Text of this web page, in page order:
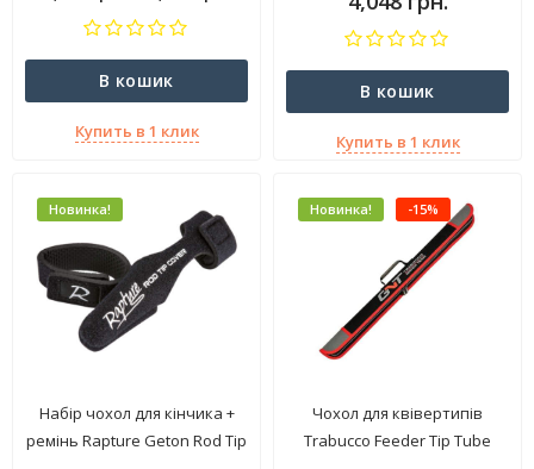
В кошик
Купить в 1 клик
В кошик
Купить в 1 клик
Новинка!
Набір чохол для кінчика +
ремінь Rapture Geton Rod Tip
Новинка! -15%
Чохол для квівертипів
Trabucco Feeder Tip Tube